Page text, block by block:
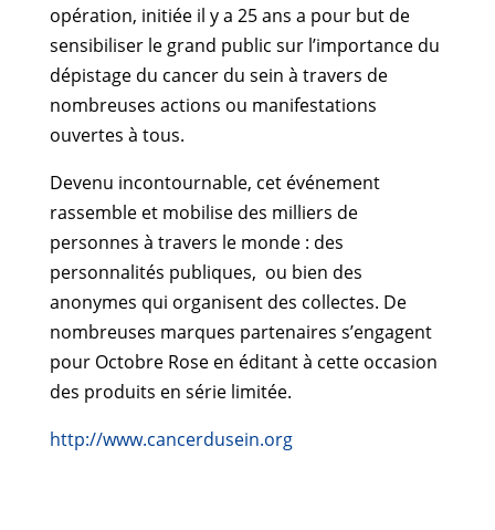
opération, initiée il y a 25 ans a pour but de
sensibiliser le grand public sur l’importance du
dépistage du cancer du sein à travers de
nombreuses actions ou manifestations
ouvertes à tous.
Devenu incontournable, cet événement
rassemble et mobilise des milliers de
personnes à travers le monde : des
personnalités publiques, ou bien des
anonymes qui organisent des collectes. De
nombreuses marques partenaires s’engagent
pour Octobre Rose en éditant à cette occasion
des produits en série limitée.
http://www.cancerdusein.org